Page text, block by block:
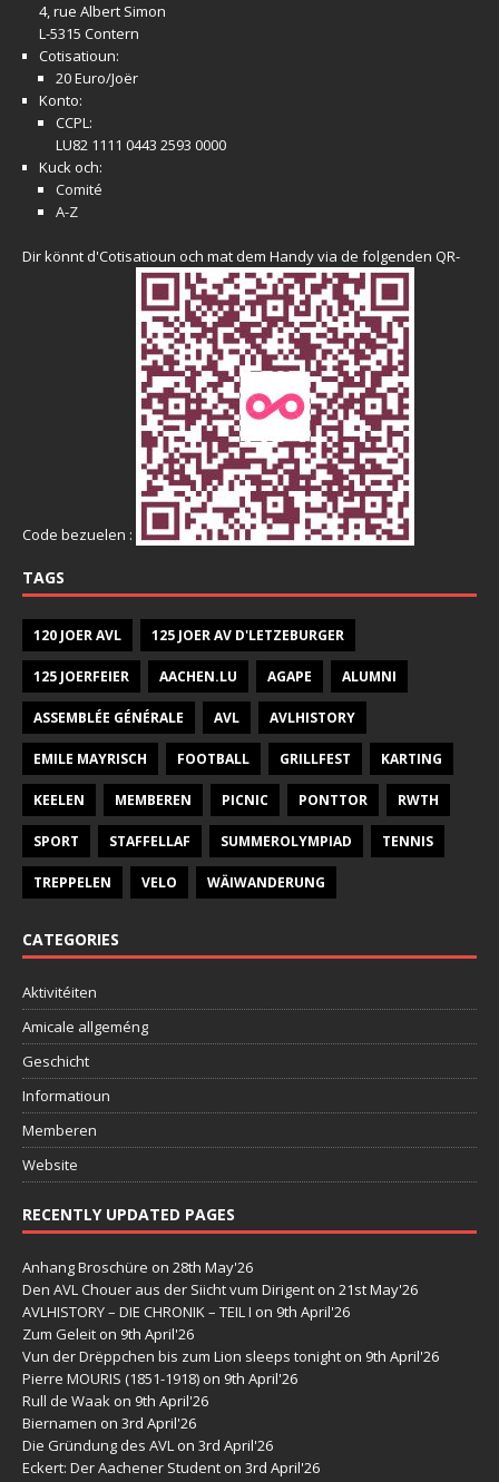
4, rue Albert Simon
L-5315 Contern
Cotisatioun:
20 Euro/Joër
Konto:
CCPL:
LU82 1111 0443 2593 0000
Kuck och:
Comité
A-Z
Dir könnt d'Cotisatioun och mat dem Handy via de folgenden QR-
Code bezuelen :
TAGS
120 JOER AVL 125 JOER AV D'LETZEBURGER
125 JOERFEIER AACHEN.LU AGAPE ALUMNI
ASSEMBLÉE GÉNÉRALE AVL AVLHISTORY
EMILE MAYRISCH FOOTBALL GRILLFEST KARTING
KEELEN MEMBEREN PICNIC PONTTOR RWTH
SPORT STAFFELLAF SUMMEROLYMPIAD TENNIS
TREPPELEN VELO WÄIWANDERUNG
CATEGORIES
Aktivitéiten
Amicale allgeméng
Geschicht
Informatioun
Memberen
Website
RECENTLY UPDATED PAGES
Anhang Broschüre on 28th May'26
Den AVL Chouer aus der Siicht vum Dirigent on 21st May'26
AVLHISTORY – DIE CHRONIK – TEIL I on 9th April'26
Zum Geleit on 9th April'26
Vun der Drëppchen bis zum Lion sleeps tonight on 9th April'26
Pierre MOURIS (1851-1918) on 9th April'26
Rull de Waak on 9th April'26
Biernamen on 3rd April'26
Die Gründung des AVL on 3rd April'26
Eckert: Der Aachener Student on 3rd April'26